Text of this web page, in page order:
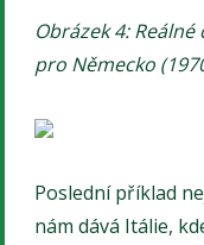
Obrázek 4:
pro Německo
Poslední příklad
nám dává Itálie,